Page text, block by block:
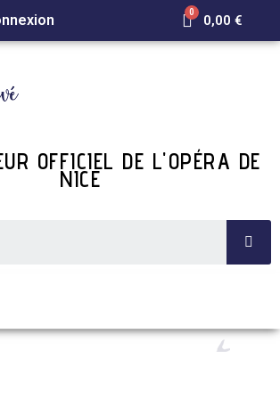
0,00 €
OFFICIEL DE L'OPÉRA DE
NICE